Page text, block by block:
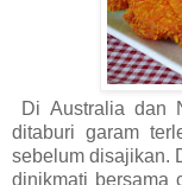
Di Australia dan
ditaburi garam
sebelum disajikan.
dinikmati bersama